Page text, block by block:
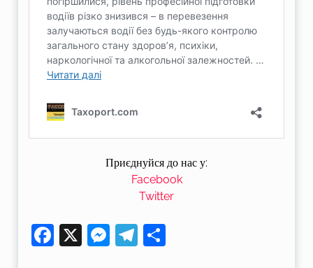
Facebook
X Messenger
Telegram
Приєднуйся до нас у:
Facebook
Twitter